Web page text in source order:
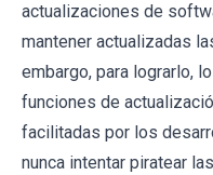
actualizaciones de
mantener actualizadas
embargo, para lograrlo,
funciones de
facilitadas por los
nunca intentar piratear